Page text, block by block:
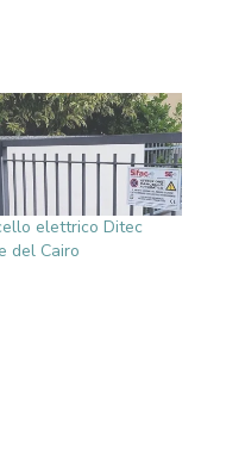
elettrico Ditec
del Cairo